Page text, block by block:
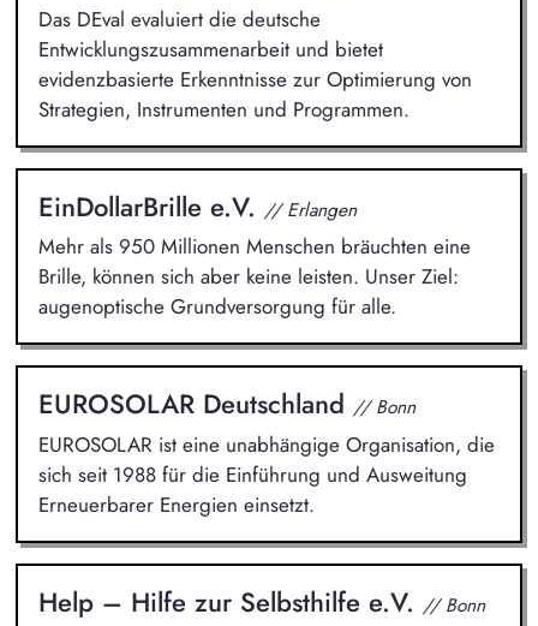
Das DEval evaluiert die deutsche
Entwicklungszusammenarbeit und bietet
evidenzbasierte Erkenntnisse zur Optimierung von
Strategien, Instrumenten und Programmen.
EinDollarBrille e.V. // Erlangen
Mehr als 950 Millionen Menschen bräuchten eine
Brille, können sich aber keine leisten. Unser Ziel:
augenoptische Grundversorgung für alle.
EUROSOLAR Deutschland // Bonn
EUROSOLAR ist eine unabhängige Organisation, die
sich seit 1988 für die Einführung und Ausweitung
Erneuerbarer Energien einsetzt.
Help – Hilfe zur Selbsthilfe e.V. // Bonn